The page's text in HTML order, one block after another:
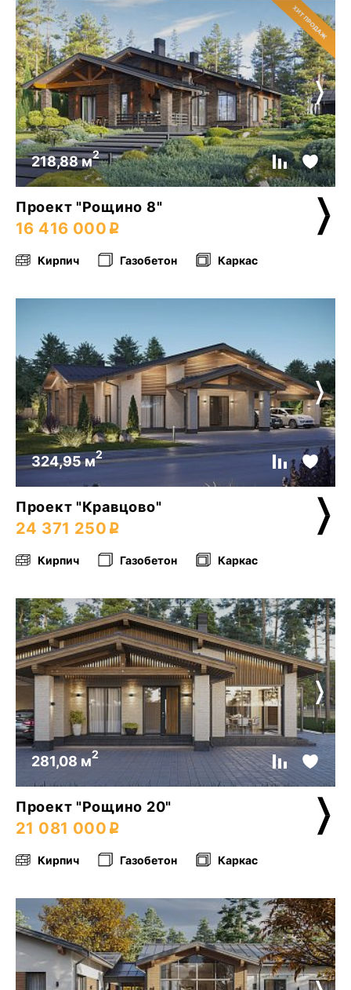
218,88 м2
Проект "Рощино 8"
16 416 000
Кирпич Газобетон Каркас
324,95 м2
Проект "Кравцово"
24 371 250
Кирпич Газобетон Каркас
281,08 м2
Проект "Рощино 20"
21 081 000
Кирпич Газобетон Каркас